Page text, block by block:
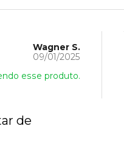
Wagner S.
09/01/2025
esse produto.
de